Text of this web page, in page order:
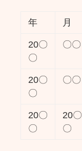
年 月
20〇
〇
〇〇
20〇
〇
〇〇
20〇
〇
20〇
〇